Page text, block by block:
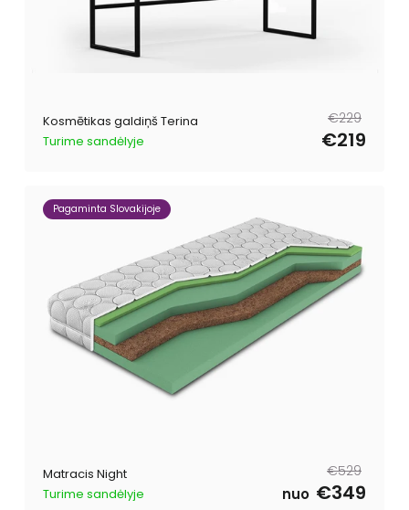
Kosmētikas galdiņš Terina
Turime sandėlyje
Parastā€229
Pārdošanas
€219
Pagaminta Slovakijoje
Matracis Night
Turime sandėlyje
Parastā
cena
€529
Pārdošanas
cena
nuo €349